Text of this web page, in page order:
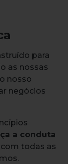
para
as nossas
nosso
negócios
a conduta
todas as